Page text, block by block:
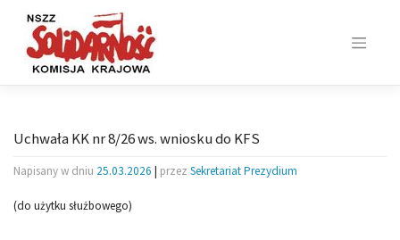
content
Uchwała KK nr 8/26 ws. wniosku do KFS
Napisany w dniu 25.03.2026 | przez Sekretariat Prezydium
(do użytku służbowego)